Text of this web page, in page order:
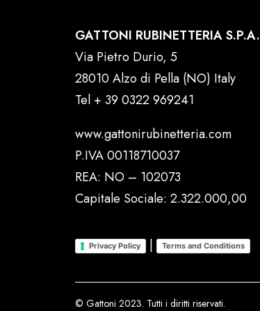
GATTONI RUBINETTERIA S.P.A.
Via Pietro Durio, 5
28010 Alzo di Pella (NO) Italy
Tel + 39 0322 969241
www.gattonirubinetteria.com
P.IVA 00118710037
REA: NO – 102073
Capitale Sociale: 2.322.000,00
Privacy Policy | Terms and Conditions
© Gattoni 2023. Tutti i diritti riservati.